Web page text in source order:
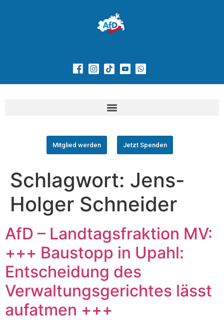
Mitglied werden Jetzt Spenden
Schlagwort: Jens-
Holger Schneider
AfD – Landtagsfraktion MV:
+++ Baustopp in Upahl:
Entscheidung des
Verwaltungsgerichtes lässt
aufatmen +++